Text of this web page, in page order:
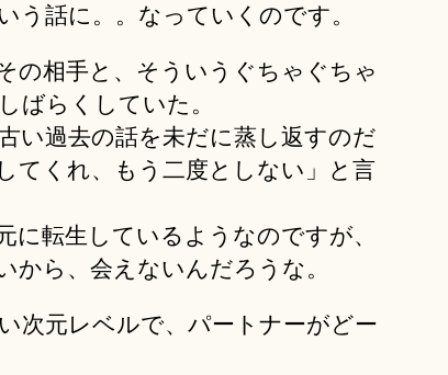
う話に。。なっていくのです。
の相手と、そういうぐちゃぐちゃ
ばらくしていた。
い過去の話を未だに蒸し返すのだ
てくれ、もう二度としない」と言
に転生しているようなのですが、
から、会えないんだろうな。
次元レベルで、パートナーがどー